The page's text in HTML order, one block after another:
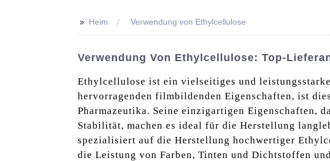
>> Heim Verwendung von Ethylcellulose
Verwendung Von Ethylcellulose: Top-
Ethylcellulose ist ein vielseitiges und
hervorragenden filmbildenden Eigenschaften, ist
Pharmazeutika. Seine einzigartigen Eigenschaften,
Stabilität, machen es ideal für die Herstellung
spezialisiert auf die Herstellung hochwertiger
die Leistung von Farben, Tinten und Dichtstoffen